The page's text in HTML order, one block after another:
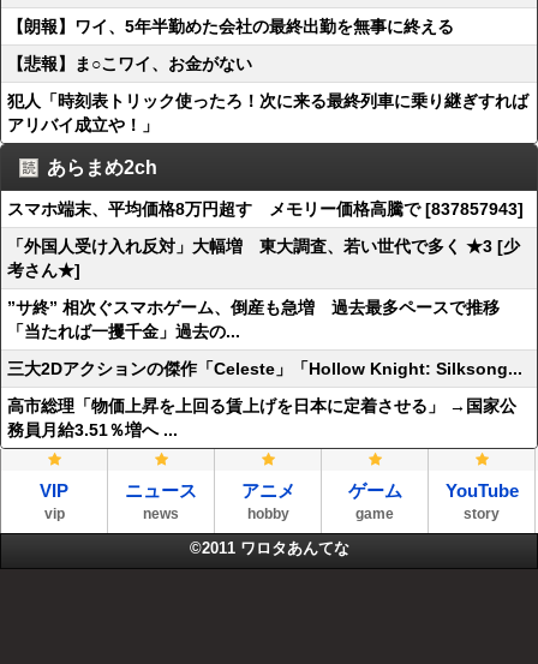
【朗報】ワイ、5年半勤めた会社の最終出勤を無事に終える
【悲報】ま○こワイ、お金がない
犯人「時刻表トリック使ったろ！次に来る最終列車に乗り継ぎすれば
アリバイ成立や！」
あらまめ2ch
スマホ端末、平均価格8万円超す メモリー価格高騰で [837857943]
「外国人受け入れ反対」大幅増 東大調査、若い世代で多く ★3 [少
考さん★]
”サ終” 相次ぐスマホゲーム、倒産も急増 過去最多ペースで推移
「当たれば一攫千金」過去の...
三大2Dアクションの傑作「Celeste」「Hollow Knight: Silksong...
高市総理「物価上昇を上回る賃上げを日本に定着させる」 →国家公
務員月給3.51％増へ ...
VIP
vip
ニュース
news
アニメ
hobby
ゲーム
game
YouTube
story
©2011 ワロタあんてな